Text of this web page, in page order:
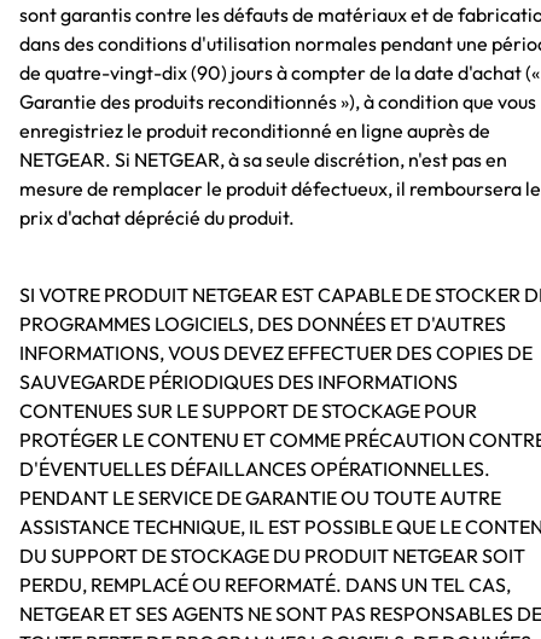
sont garantis contre les défauts de matériaux et de
dans des conditions d'utilisation normales pendant une
de quatre-vingt-dix (90) jours à compter de la date d'achat («
Garantie des produits reconditionnés »), à condition que vous
enregistriez le produit reconditionné en ligne auprès de
NETGEAR. Si NETGEAR, à sa seule discrétion, n'est pas en
mesure de remplacer le produit défectueux, il remboursera le
prix d'achat déprécié du produit.
SI VOTRE PRODUIT NETGEAR EST CAPABLE DE STOCKER
PROGRAMMES LOGICIELS, DES DONNÉES ET D'AUTRES
INFORMATIONS, VOUS DEVEZ EFFECTUER DES COPIES DE
SAUVEGARDE PÉRIODIQUES DES INFORMATIONS
CONTENUES SUR LE SUPPORT DE STOCKAGE POUR
PROTÉGER LE CONTENU ET COMME PRÉCAUTION
D'ÉVENTUELLES DÉFAILLANCES OPÉRATIONNELLES.
PENDANT LE SERVICE DE GARANTIE OU TOUTE AUTRE
ASSISTANCE TECHNIQUE, IL EST POSSIBLE QUE LE
DU SUPPORT DE STOCKAGE DU PRODUIT NETGEAR SOIT
PERDU, REMPLACÉ OU REFORMATÉ. DANS UN TEL CAS,
NETGEAR ET SES AGENTS NE SONT PAS RESPONSABLES DE